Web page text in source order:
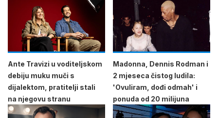
Ante Travizi u voditeljskom
debiju muku muči s
dijalektom, pratitelji stali
na njegovu stranu
Madonna, Dennis Rodman i
2 mjeseca čistog ludila:
'Ovuliram, dođi odmah' i
ponuda od 20 milijuna